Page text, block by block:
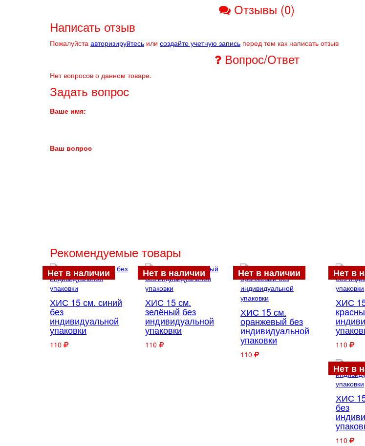
Отзывы (0)
Написать отзыв
Пожалуйста авторизируйтесь или создайте учетную запись перед тем как написать отзыв
Вопрос/Ответ
Нет вопросов о данном товаре.
Задать вопрос
Ваше имя:
Ваш вопрос
Рекомендуемые товары
Нет в наличии
ХИС 15 см. синий
без
индивидуальной
упаковки
110
Нет в наличии
ХИС 15 см.
зелёный без
индивидуальной
упаковки
110
Нет в наличии
ХИС 15 см.
оранжевый без
индивидуальной
упаковки
110
Нет в
ХИС
110
Нет в
ХИС
без
110